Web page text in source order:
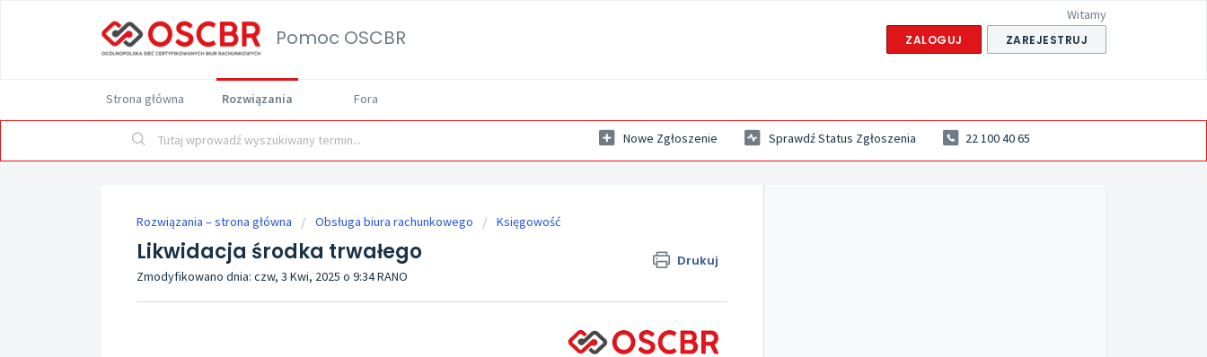
Pomoc OSCBR
Witamy
ZALOGUJ ZAREJESTRUJ
Strona główna Rozwiązania Fora
Nowe Zgłoszenie Sprawdź Status Zgłoszenia 22 100 40 65
Rozwiązania – strona główna Obsługa biura rachunkowego Księgowość
Likwidacja środka trwałego Drukuj
Zmodyfikowano dnia: czw, 3 Kwi, 2025 o 9:34 RANO